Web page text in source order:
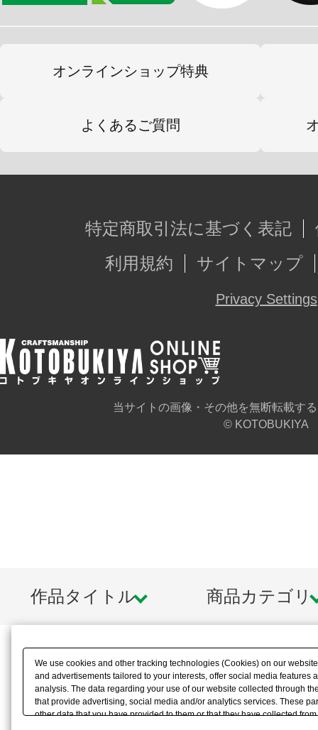
たスピンオフシリーズになります。
り、塗装せずに組んだだけでも完成
シリーズの武器、外装を使用する事
今後発売予定のFAガール各機体との
性も確保されており、お客様独自の
※画像は試作品です。実際の商品と
ます。また撮影用に塗装されており
※本製品はお客様ご自身で組み立て
オンラインショップ特典
よくあるご質問
特定商取引法に基づく表記
利用規約
サイトマップ
Privacy Settings
当サイトの画像・その他を無断転載す
© KOTOBUKIYA
作品タイトル 商品カテゴリ
We use cookies and other tracking technologies (Cookies) on our
and advertisements tailored to your interests, offer social media features
analysis. The data regarding your use of our website collected through
that provide advertising, social media and/or analytics services. These
other data that you have provided to them or that they have collected